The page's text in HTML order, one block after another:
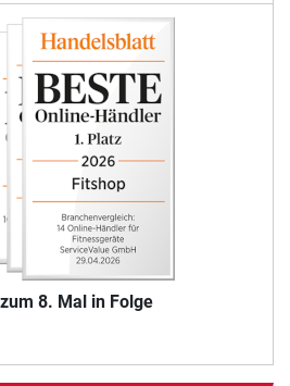
8. Mal in Folge